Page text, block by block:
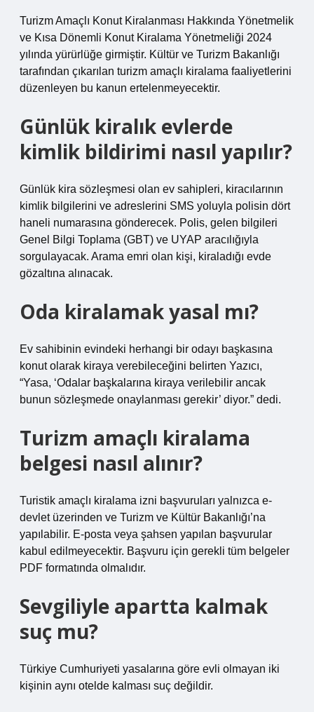
Turizm Amaçlı Konut Kiralanması Hakkında Yönetmelik
ve Kısa Dönemli Konut Kiralama Yönetmeliği 2024
yılında yürürlüğe girmiştir. Kültür ve Turizm Bakanlığı
tarafından çıkarılan turizm amaçlı kiralama faaliyetlerini
düzenleyen bu kanun ertelenmeyecektir.
Günlük kiralık evlerde
kimlik bildirimi nasıl yapılır?
Günlük kira sözleşmesi olan ev sahipleri, kiracılarının
kimlik bilgilerini ve adreslerini SMS yoluyla polisin dört
haneli numarasına gönderecek. Polis, gelen bilgileri
Genel Bilgi Toplama (GBT) ve UYAP aracılığıyla
sorgulayacak. Arama emri olan kişi, kiraladığı evde
gözaltına alınacak.
Oda kiralamak yasal mı?
Ev sahibinin evindeki herhangi bir odayı başkasına
konut olarak kiraya verebileceğini belirten Yazıcı,
“Yasa, ‘Odalar başkalarına kiraya verilebilir ancak
bunun sözleşmede onaylanması gerekir’ diyor.” dedi.
Turizm amaçlı kiralama
belgesi nasıl alınır?
Turistik amaçlı kiralama izni başvuruları yalnızca e-
devlet üzerinden ve Turizm ve Kültür Bakanlığı’na
yapılabilir. E-posta veya şahsen yapılan başvurular
kabul edilmeyecektir. Başvuru için gerekli tüm belgeler
PDF formatında olmalıdır.
Sevgiliyle apartta kalmak
suç mu?
Türkiye Cumhuriyeti yasalarına göre evli olmayan iki
kişinin aynı otelde kalması suç değildir.